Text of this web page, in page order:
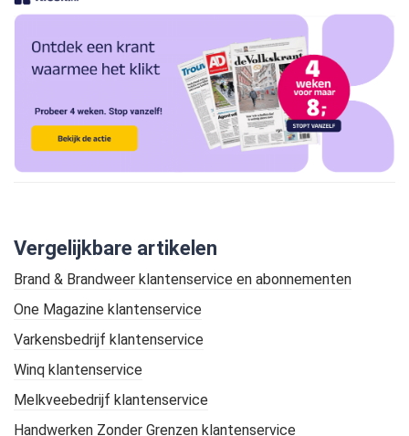
Vergelijkbare artikelen
Brand & Brandweer klantenservice en abonnementen
One Magazine klantenservice
Varkensbedrijf klantenservice
Winq klantenservice
Melkveebedrijf klantenservice
Handwerken Zonder Grenzen klantenservice